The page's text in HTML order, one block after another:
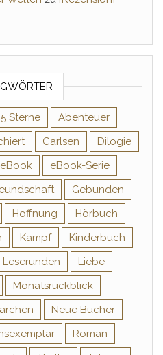
5 Sterne
Abenteuer
Carlsen
Dilogie
eBook
eBook-Serie
Gebunden
Hoffnung
Hörbuch
Kampf
Kinderbuch
Leserunden
Liebe
Monatsrückblick
Neue Bücher
Roman